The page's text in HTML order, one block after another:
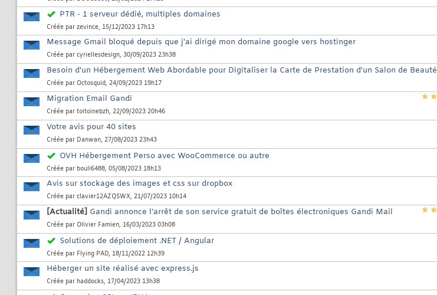
PTR - 1 serveur dédié, multiples domaines
Créée par zevince, 15/12/2023 17h13
Message Gmail bloqué depuis que j'ai dirigé mon domaine google vers hostinger
Créée par cyriellesdesign, 30/09/2023 23h38
Besoin d'un Hébergement Web Abordable pour Digitaliser la Carte de Prestation d'un Salon de Beauté
Créée par Octosquid, 24/09/2023 19h17
Migration Email Gandi
Créée par toitoinebzh, 22/09/2023 20h46
Votre avis pour 40 sites
Créée par Danwan, 27/08/2023 23h43
OVH Hébergement Perso avec WooCommerce ou autre
Créée par bouli6488, 05/08/2023 18h13
Avis sur stockage des images et css sur dropbox
Créée par clavier12AZQSWX, 21/07/2023 10h14
[Actualité] Gandi annonce l’arrêt de son service gratuit de boîtes électroniques Gandi Mail
Créée par Olivier Famien, 16/03/2023 03h08
Solutions de déploiement .NET / Angular
Créée par Flying PAD, 18/11/2022 12h39
Héberger un site réalisé avec express.js
Créée par haddocks, 17/04/2023 13h38